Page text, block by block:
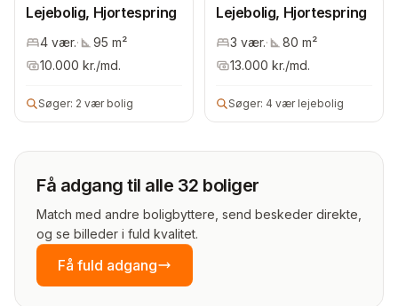
Lejebolig, Hjortespring
4 vær.· 95 m²
10.000 kr./md.
Søger: 2 vær bolig
Lejebolig, Hjortespring
3 vær.· 80 m²
13.000 kr./md.
Søger: 4 vær lejebolig
Få adgang til alle 32 boliger
Match med andre boligbyttere, send beskeder direkte,
og se billeder i fuld kvalitet.
Få fuld adgang